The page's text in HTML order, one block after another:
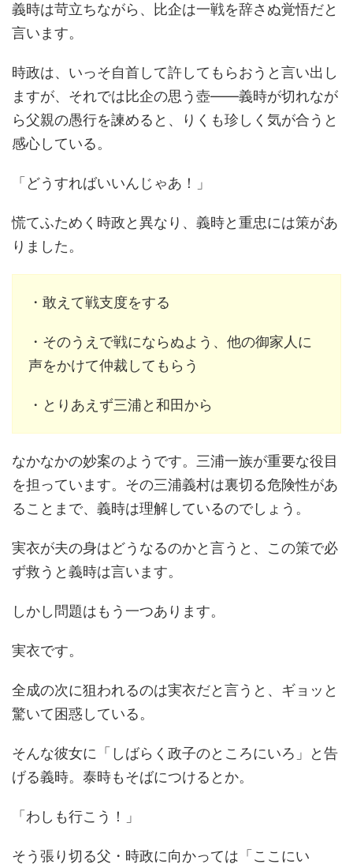
義時は苛立ちながら、比企は一戦を辞さぬ覚悟だと
言います。
時政は、いっそ自首して許してもらおうと言い出し
ますが、それでは比企の思う壺――義時が切れなが
ら父親の愚行を諫めると、りくも珍しく気が合うと
感心している。
「どうすればいいんじゃあ！」
慌てふためく時政と異なり、義時と重忠には策があ
りました。
・敢えて戦支度をする
・そのうえで戦にならぬよう、他の御家人に
声をかけて仲裁してもらう
・とりあえず三浦と和田から
なかなかの妙案のようです。三浦一族が重要な役目
を担っています。その三浦義村は裏切る危険性があ
ることまで、義時は理解しているのでしょう。
実衣が夫の身はどうなるのかと言うと、この策で必
ず救うと義時は言います。
しかし問題はもう一つあります。
実衣です。
全成の次に狙われるのは実衣だと言うと、ギョッと
驚いて困惑している。
そんな彼女に「しばらく政子のところにいろ」と告
げる義時。泰時もそばにつけるとか。
「わしも行こう！」
そう張り切る父・時政に向かっては「ここにい